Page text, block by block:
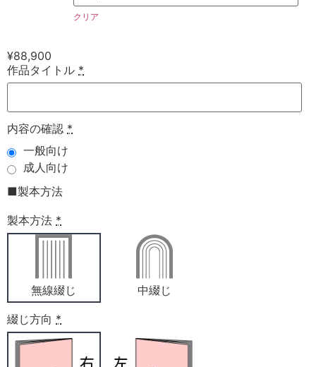
クリア
¥88,900
作品タイトル *
内容の確認 *
一般向け
成人向け
■製本方法
製本方法 *
無線綴じ 中綴じ
綴じ方向 *